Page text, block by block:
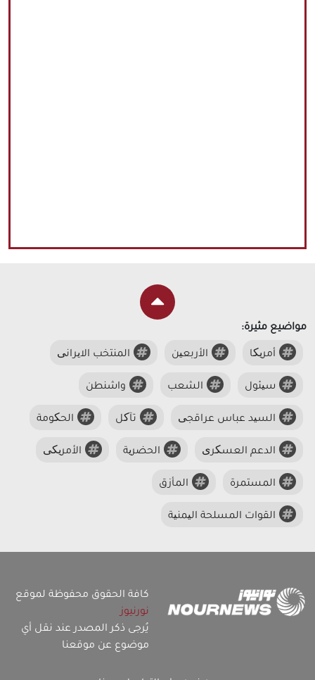
مواضيع مثيرة:
أمریکا الأربعین المنتخب الایرانی
سیئول الشعب واشنطن
السید عباس عراقجی تآکل الحکومة
الدعم العسکری الحضریة الأمریکی
المستمرة المأزق
القوات المسلحة الیمنیة
كافة الحقوق محفوظة لموقع
نورنيوز
يُرجى ذكر المصدر عند نقل أي
موضوع عن موقعنا